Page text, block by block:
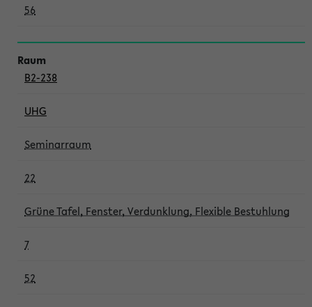
56
B2-238
UHG
Seminarraum
22
Grüne Tafel, Fenster, Verdunklung, Flexible Bestuhlung
7
52